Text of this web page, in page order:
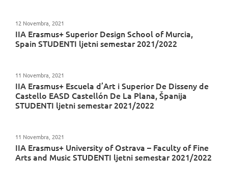
IIA Erasmus+ Superior Design School of Murcia,
Spain STUDENTI ljetni semestar 2021/2022
12 Novembra, 2021
IIA Erasmus+ Escuela d’Art i Superior De Disseny de
Castello EASD Castellón De La Plana, Španija
STUDENTI ljetni semestar 2021/2022
11 Novembra, 2021
IIA Erasmus+ University of Ostrava – Faculty of Fine
Arts and Music STUDENTI ljetni semestar 2021/2022
11 Novembra, 2021